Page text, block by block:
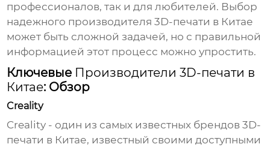
профессионалов, так и для любителей. Выбор
надежного производителя 3D-печати в Китае
может быть сложной задачей, но с правильной
информацией этот процесс можно упростить.
Ключевые Производители 3D-печати в
Китае: Обзор
Creality
Creality - один из самых известных брендов 3D-
печати в Китае, известный своими доступными